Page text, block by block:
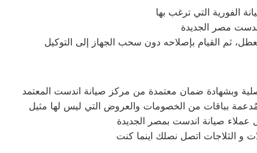
ثم القيام بإصلاحه دون سحب الجهاز إلى التوكيل
عملاء صيانة اندست بمصر الجديدة
و الثلاجات اتصل نصلك اينما كنت